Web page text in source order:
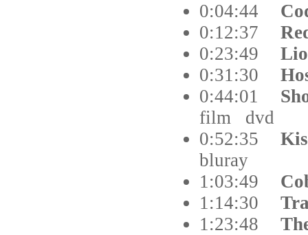
0:04:44
0:12:37
0:23:49
0:31:30
0:44:01
film
dvd
0:52:35
bluray
1:03:49
1:14:30
1:23:48